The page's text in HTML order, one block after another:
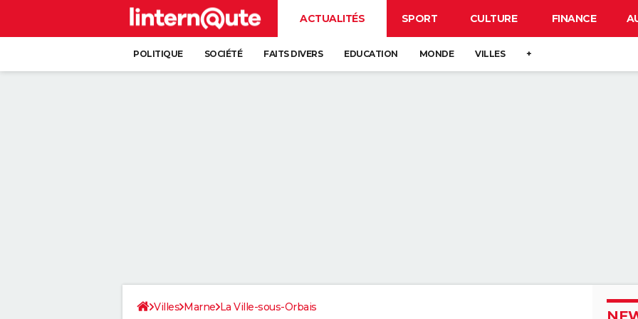
ACTUALITÉS SPORT CULTURE FINANCE
POLITIQUE SOCIÉTÉ FAITS DIVERS EDUCATION MONDE VILLES +
Villes Marne La Ville-sous-Orbais